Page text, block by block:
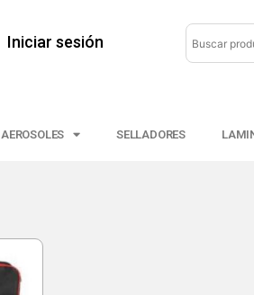
Iniciar sesión
AEROSOLES SELLADORES